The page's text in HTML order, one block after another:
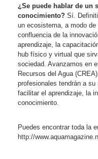
¿Se puede hablar de un
conocimiento? Sí.
un ecosistema, a modo
confluencia de la
aprendizaje, la
hub físico y virtual que
sociedad. Avanzamos en
Recursos del Agua
profesionales tendrán a
facilitar el aprendizaje, la
conocimiento.
Puedes encontrar toda la
http://